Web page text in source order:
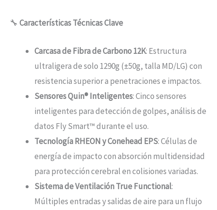
🔧 Características Técnicas Clave
Carcasa de Fibra de Carbono 12K: Estructura
ultraligera de solo 1290g (±50g, talla MD/LG) con
resistencia superior a penetraciones e impactos.
Sensores Quin® Inteligentes: Cinco sensores
inteligentes para detección de golpes, análisis de
datos Fly Smart™ durante el uso.
Tecnología RHEON y Conehead EPS: Células de
energía de impacto con absorción multidensidad
para protección cerebral en colisiones variadas.
Sistema de Ventilación True Functional:
Múltiples entradas y salidas de aire para un flujo